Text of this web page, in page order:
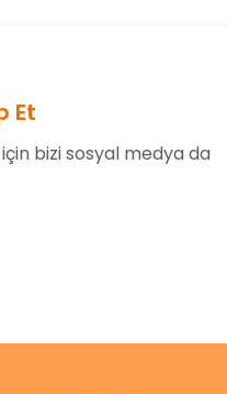
Et
bizi sosyal medya da